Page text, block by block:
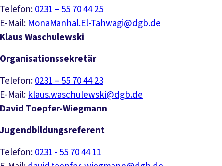
Telefon:0231 – 55 70 44 25
E-Mail:MonaManhal.El-Tahwagi@dgb.de
Klaus Waschulewski
Organisationssekretär
Telefon:0231 – 55 70 44 23
E-Mail:klaus.waschulewski@dgb.de
David Toepfer-Wiegmann
Jugendbildungsreferent
Telefon:0231 - 55 70 44 11